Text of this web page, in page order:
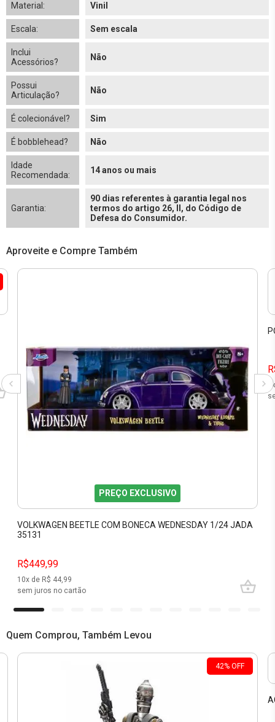
Material: Vinil
Escala: Sem escala
Inclui
Acessórios?
Não
Possui
Articulação?
Não
É colecionável? Sim
É bobblehead? Não
Idade
Recomendada:
14 anos ou mais
Garantia:
90 dias referentes à garantia legal nos
termos do artigo 26, II, do Código de
Defesa do Consumidor.
Aproveite e Compre Também
PREÇO EXCLUSIVO
VOLKWAGEN BEETLE COM BONECA WEDNESDAY 1/24 JADA
35131
R$449,99
10x de R$ 44,99
sem juros no cartão
Quem Comprou, Também Levou
42% OFF